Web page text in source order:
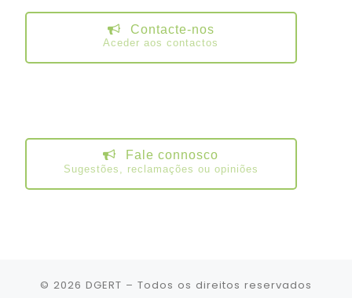
Contacte-nos
Aceder aos contactos
Fale connosco
Sugestões, reclamações ou opiniões
© 2026 DGERT – Todos os direitos reservados